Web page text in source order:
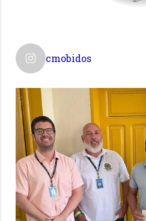
cmobidos